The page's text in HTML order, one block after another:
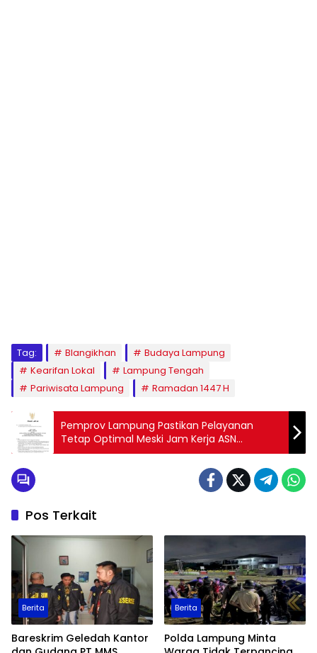
Tag: Blangikhan
Budaya Lampung
Kearifan Lokal
Lampung Tengah
Pariwisata Lampung
Ramadan 1447 H
Pemprov Lampung Pastikan Pelayanan
Tetap Optimal Meski Jam Kerja ASN
Disesuaikan
Pos Terkait
Berita
Bareskrim Geledah Kantor
Berita
Polda Lampung Minta